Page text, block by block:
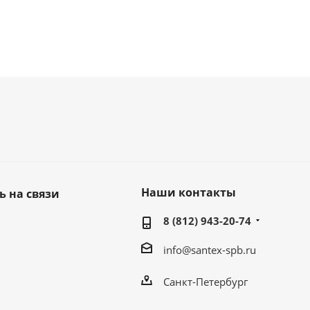
на связи Наши контакты
8 (812) 943-20-74
info@santex-spb.ru
Санкт-Петербург